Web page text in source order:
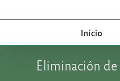
Inicio
Eliminación